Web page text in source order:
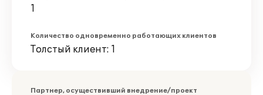
1
Количество одновременно работающих клиентов
Толстый клиент: 1
Партнер, осуществивший внедрение/проект